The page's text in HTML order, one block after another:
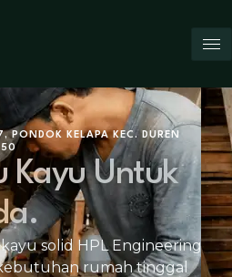
PONDOK KELAPA KEC. DUREN
Kayu Untuk
solid HPL Engineering
rumah tinggal